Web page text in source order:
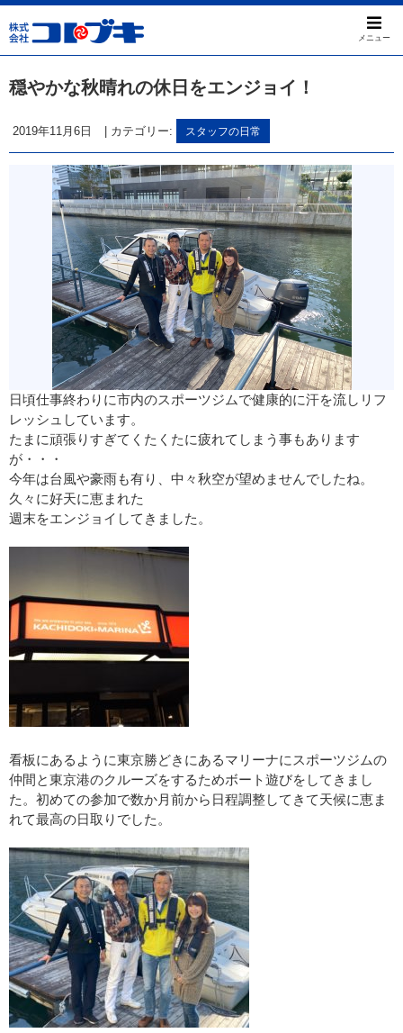
メニュー
穏やかな秋晴れの休日をエンジョイ！
2019年11月6日 カテゴリー: スタッフの日常
日頃仕事終わりに市内のスポーツジムで健康的に汗を流しリフ
レッシュしています。
たまに頑張りすぎてくたくたに疲れてしまう事もあります
が・・・
今年は台風や豪雨も有り、中々秋空が望めませんでしたね。
久々に好天に恵まれた
週末をエンジョイしてきました。
看板にあるように東京勝どきにあるマリーナにスポーツジムの
仲間と東京港のクルーズをするためボート遊びをしてきまし
た。初めての参加で数か月前から日程調整してきて天候に恵ま
れて最高の日取りでした。